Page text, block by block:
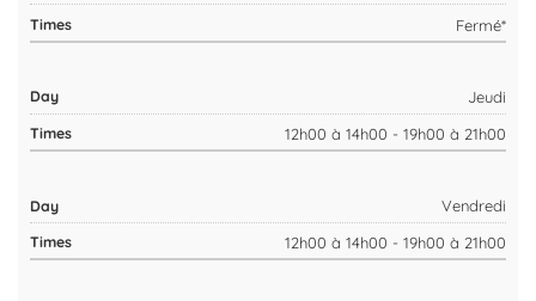
Fermé*
Jeudi
12h00 à 14h00 - 19h00 à 21h00
Vendredi
12h00 à 14h00 - 19h00 à 21h00